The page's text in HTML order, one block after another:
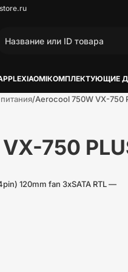
XIAOMIКОМПЛЕКТУЮЩИЕ
Aerocool 750W VX-750
750